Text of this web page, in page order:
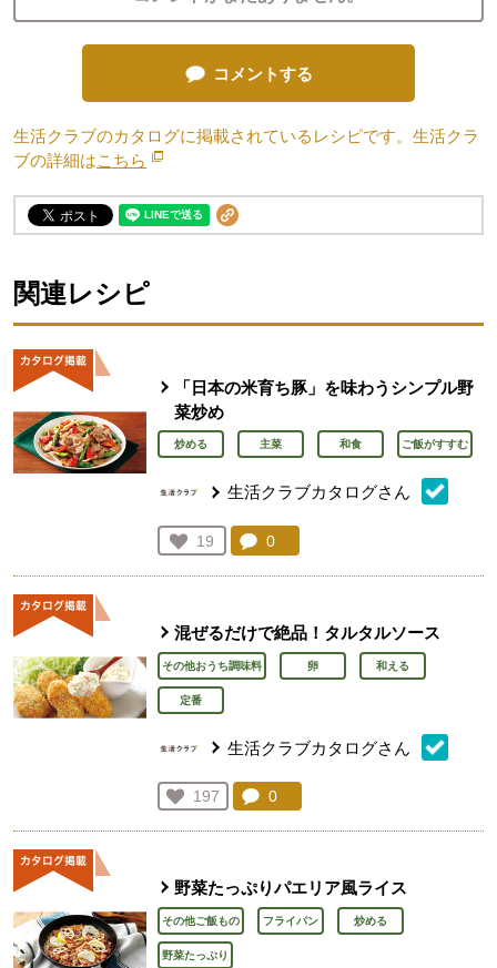
コメントする
生活クラブのカタログに掲載されているレシピです。生活クラ
ブの詳細はこちら 別のウィンドウで開きます。
関連レシピ
「日本の米育ち豚」を味わうシンプル野
菜炒め
炒める 主菜 和食 ご飯がすすむ
生活クラブカタログさん
お気に入り登録：
19
人が登録
コメント：
0
混ぜるだけで絶品！タルタルソース
その他おうち調味料 卵 和える
定番
生活クラブカタログさん
お気に入り登録：
197
人が登録
コメント：
0
野菜たっぷりパエリア風ライス
その他ご飯もの フライパン 炒める
野菜たっぷり